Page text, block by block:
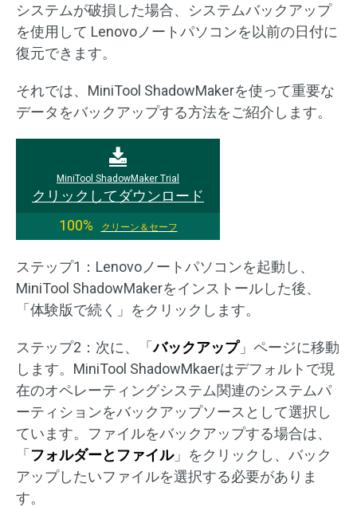
システムが破損した場合、システムバックアップ
を使用して Lenovoノートパソコンを以前の日付に
復元できます。
それでは、MiniTool ShadowMakerを使って重要な
データをバックアップする方法をご紹介します。
MiniTool ShadowMaker Trial
クリックしてダウンロード
100%
クリーン＆セーフ
ステップ1：Lenovoノートパソコンを起動し、
MiniTool ShadowMakerをインストールした後、
「体験版で続く」をクリックします。
ステップ2：次に、「バックアップ」ページに移動
します。MiniTool ShadowMkaerはデフォルトで現
在のオペレーティングシステム関連のシステムパ
ーティションをバックアップソースとして選択し
ています。ファイルをバックアップする場合は、
「 フォルダーとファイル」をクリックし、バック
アップしたいファイルを選択する必要がありま
す。